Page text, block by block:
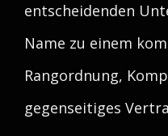
entscheidenden
Name zu einem
Rangordnung,
gegenseitiges